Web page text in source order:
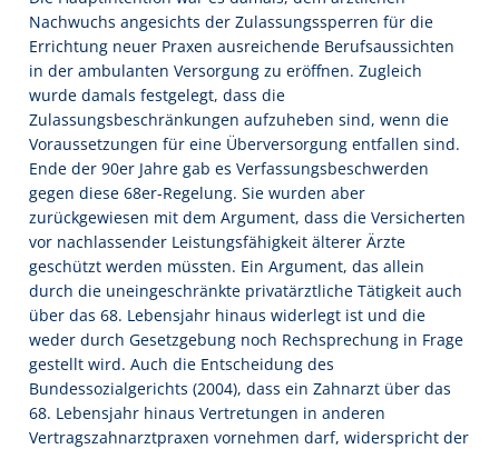
Nachwuchs angesichts der Zulassungssperren für die
Errichtung neuer Praxen ausreichende Berufsaussichten
in der ambulanten Versorgung zu eröffnen. Zugleich
wurde damals festgelegt, dass die
Zulassungsbeschränkungen aufzuheben sind, wenn die
Voraussetzungen für eine Überversorgung entfallen sind.
Ende der 90er Jahre gab es Verfassungsbeschwerden
gegen diese 68er-Regelung. Sie wurden aber
zurückgewiesen mit dem Argument, dass die Versicherten
vor nachlassender Leistungsfähigkeit älterer Ärzte
geschützt werden müssten. Ein Argument, das allein
durch die uneingeschränkte privatärztliche Tätigkeit auch
über das 68. Lebensjahr hinaus widerlegt ist und die
weder durch Gesetzgebung noch Rechsprechung in Frage
gestellt wird. Auch die Entscheidung des
Bundessozialgerichts (2004), dass ein Zahnarzt über das
68. Lebensjahr hinaus Vertretungen in anderen
Vertragszahnarztpraxen vornehmen darf, widerspricht der